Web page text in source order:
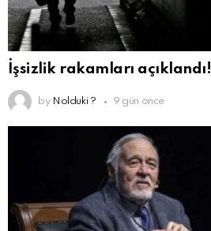
İşsizlik rakamları açıklandı!
by Nolduki ? 9 gün önce